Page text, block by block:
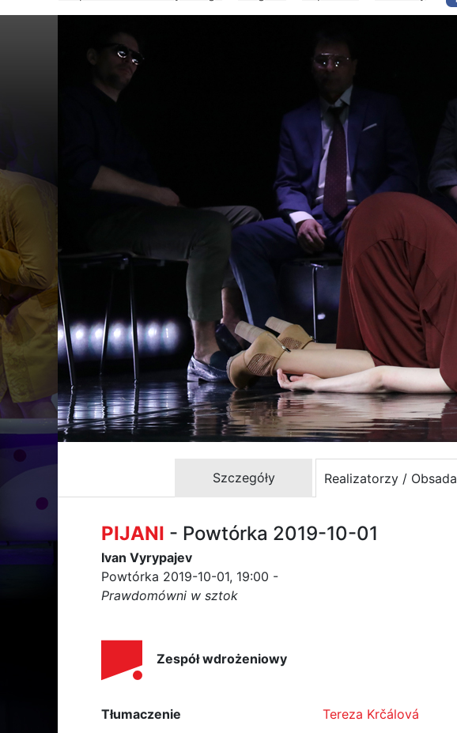
Szczegóły Realizatorzy / Obsada
PIJANI - Powtórka 2019-10-01
Ivan Vyrypajev
Powtórka 2019-10-01, 19:00 -
Prawdomówni w sztok
Zespół wdrożeniowy
Tłumaczenie
Tereza Krčálová